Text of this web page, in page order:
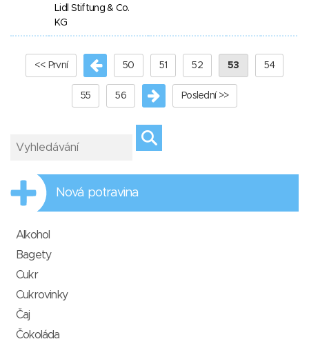
Lidl Stiftung & Co.
KG
<< První 50 51 52 53 54
55 56 Poslední >>
Nová potravina
Alkohol
Bagety
Cukr
Cukrovinky
Čaj
Čokoláda